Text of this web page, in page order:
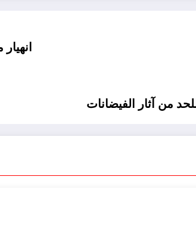
من آثار الفيضانات